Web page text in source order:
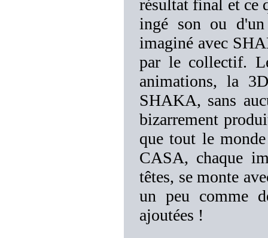
résultat final et ce
ingé son ou
imaginé avec
par le collectif.
animations, la
SHAKA, sans
bizarrement
que tout le
CASA, chaque
têtes, se monte
un peu comme
ajoutées !